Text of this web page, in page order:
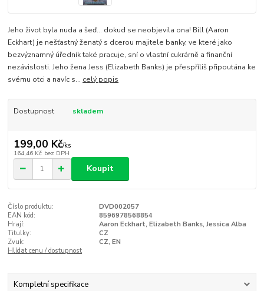
Jeho život byla nuda a šeď... dokud se neobjevila ona! Bill (Aaron
Eckhart) je nešťastný ženatý s dcerou majitele banky, ve které jako
bezvýznamný úředník také pracuje, sní o vlastní cukrárně a finanční
nezávislosti. Jeho žena Jess (Elizabeth Banks) je přespříliš připoutána ke
svému otci a navíc s... celý popis
Dostupnost skladem
199,00 Kč/ks
164,46 Kč bez DPH
Koupit
Číslo produktu:
DVD002057
EAN kód:
8596978568854
Hrají:
Aaron Eckhart, Elizabeth Banks, Jessica Alba
Titulky:
CZ
Zvuk:
CZ, EN
Hlídat cenu / dostupnost
Kompletní specifikace